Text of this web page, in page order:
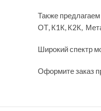
Также
ОТ, К1К, К2К,
Широкий спектр
Оформите заказ